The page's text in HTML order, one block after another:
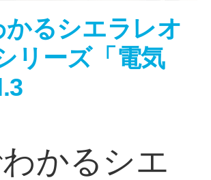
かるシエラレオ
リーズ「電気
かるシエ